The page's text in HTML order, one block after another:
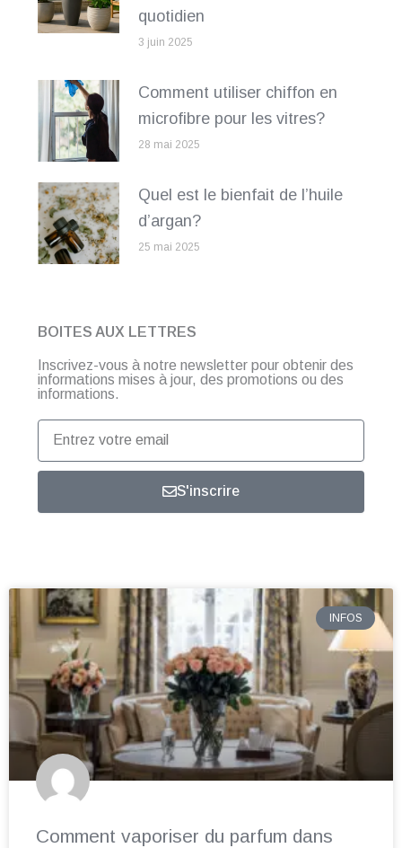
quotidien
3 juin 2025
Comment utiliser chiffon en
microfibre pour les vitres?
28 mai 2025
Quel est le bienfait de l’huile
d’argan?
25 mai 2025
BOITES AUX LETTRES
Inscrivez-vous à notre newsletter pour obtenir des
informations mises à jour, des promotions ou des
informations.
Entrez
votre
email
S'inscrire
INFOS
Comment vaporiser du parfum dans